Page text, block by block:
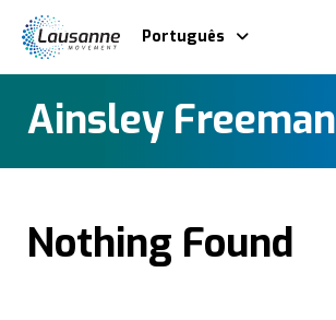
Português
Ainsley Freeman
Nothing Found